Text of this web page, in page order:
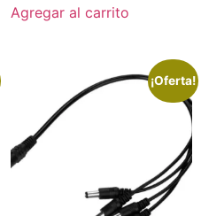
Agregar al carrito
¡Oferta!